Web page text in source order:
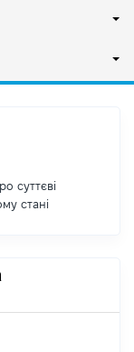
суттєві
стані